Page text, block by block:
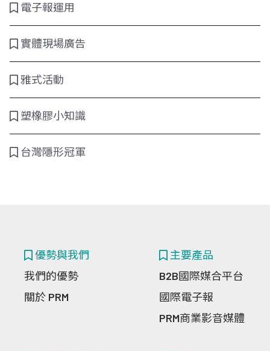
電子報運用
實體現場廣告
雅式活動
塑橡膠小知識
台灣隱形冠軍
優勢與我們
我們的優勢
關於 PRM
主要產品
B2B國際媒合平台
國際電子報
PRM商業影音媒體